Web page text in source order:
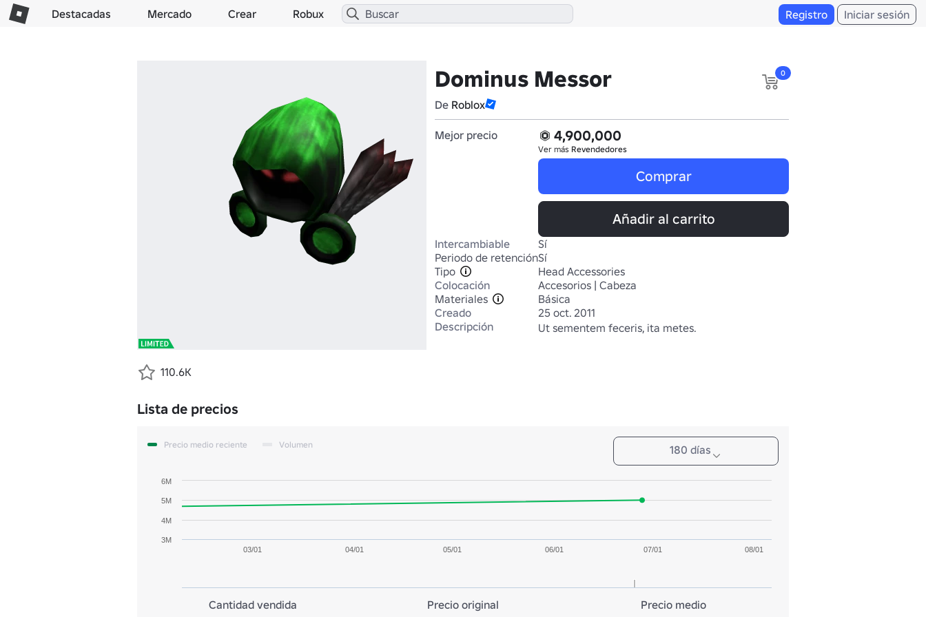
Destacadas Mercado Crear Robux Registro Iniciar sesión
Dominus Messor
De Roblox
0
Mejor precio 4,900,000
Ver más Revendedores
Comprar
Añadir al carrito
Intercambiable
Sí
Periodo de retenciónSí
Tipo
Head Accessories
Colocación
Accesorios | Cabeza
Materiales
Básica
Creado
25 oct. 2011
Descripción
Ut sementem feceris, ita metes.
110.6K
Lista de precios
180 días
Precio medio reciente Volumen
03/01 04/01 05/01 06/01 07/01 08/01
3M
4M
5M
6M
Cantidad vendida Precio original Precio medio